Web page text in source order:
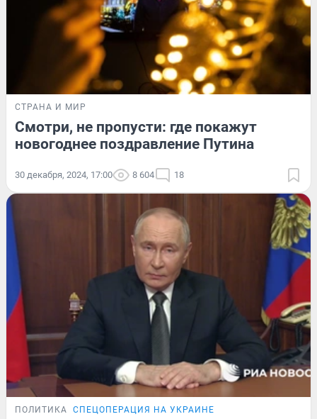
СТРАНА И МИР
Смотри, не пропусти: где покажут
новогоднее поздравление Путина
30 декабря, 2024, 17:00 8 604 18
ПОЛИТИКА СПЕЦОПЕРАЦИЯ НА УКРАИНЕ